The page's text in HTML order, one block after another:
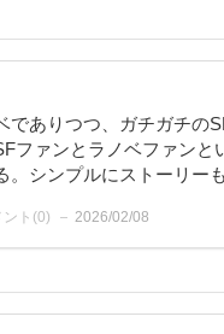
でありつつ、ガチガチの
ファンとラノベファン
シンプルにストーリーも
ント(0) 2026/02/08